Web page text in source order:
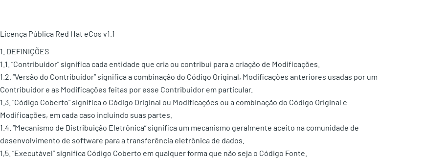
Licença Pública Red Hat eCos v1.1
1. DEFINIÇÕES
1.1. “Contribuidor” significa cada entidade que cria ou contribui para a criação de Modificações.
1.2. “Versão do Contribuidor” significa a combinação do Código Original, Modificações anteriores usadas por um
Contribuidor e as Modificações feitas por esse Contribuidor em particular.
1.3. “Código Coberto” significa o Código Original ou Modificações ou a combinação do Código Original e
Modificações, em cada caso incluindo suas partes.
1.4. “Mecanismo de Distribuição Eletrônica” significa um mecanismo geralmente aceito na comunidade de
desenvolvimento de software para a transferência eletrônica de dados.
1,5. “Executável” significa Código Coberto em qualquer forma que não seja o Código Fonte.